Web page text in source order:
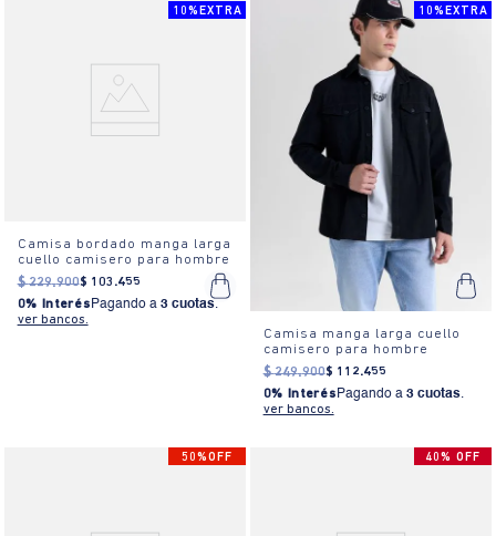
10%EXTRA
Camisa bordado manga larga
cuello camisero para hombre
$ 229.900$ 103 .455
0% Interés Pagando a 3 cuotas.
ver bancos.
10%EXTRA
Camisa manga larga cuello
camisero para hombre
$ 249.900$ 112.455
0% Interés Pagando a 3 cuotas.
ver bancos.
50%OFF 40% OFF